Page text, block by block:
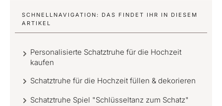
SCHNELLNAVIGATION: DAS FINDET IHR IN DIESEM
ARTIKEL
Personalisierte Schatztruhe für die Hochzeit
kaufen
Schatztruhe für die Hochzeit füllen & dekorieren
Schatztruhe Spiel "Schlüsseltanz zum Schatz"